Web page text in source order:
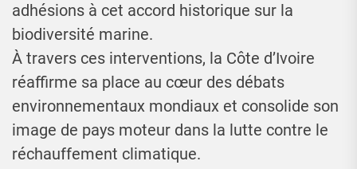
adhésions à cet accord historique sur la
biodiversité marine.
À travers ces interventions, la Côte d’Ivoire
réaffirme sa place au cœur des débats
environnementaux mondiaux et consolide son
image de pays moteur dans la lutte contre le
réchauffement climatique.